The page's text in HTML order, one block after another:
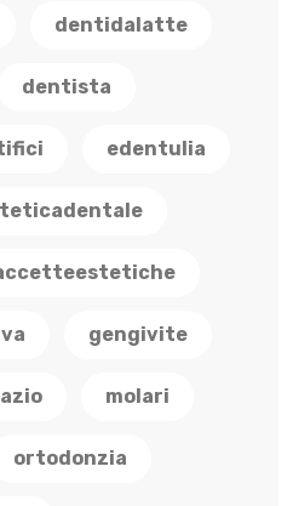
dentidalatte
dentista
edentulia
gengivite
molari
ortodonzia